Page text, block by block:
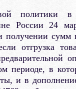
политики
России 24
получении сумм
отгрузка
периоде, в
и в